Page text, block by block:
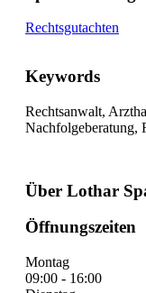
Rechtsgutachten
Keywords
Rechtsanwalt,
Nachfolgeberatung,
Über Lothar
Öffnungszeiten
Montag
09:00 - 16:00